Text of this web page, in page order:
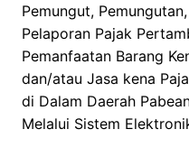
Pemungut,
Pelaporan Pajak
Pemanfaatan Barang
dan/atau Jasa kena
di Dalam Daerah
Melalui Sistem